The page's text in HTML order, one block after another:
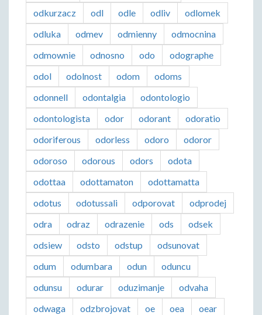
odkurzacz
odl odle odliv
odlomek
odluka
odmev odmienny
odmocnina
odmownie
odnosno odo
odographe
odol
odolnost odom
odoms
odonnell
odontalgia
odontologio
odontologista
odor odorant
odoratio
odoriferous
odorless odoro
odoror
odoroso
odorous odors
odota
odottaa
odottamaton
odottamatta
odotus
odotussali odporovat
odprodej
odra
odraz odrazenie ods
odsek
odsiew
odsto odstup
odsunovat
odum
odumbara odun
oduncu
odunsu
odurar oduzimanje
odvaha
odwaga
odzbrojovat oe oea
oear